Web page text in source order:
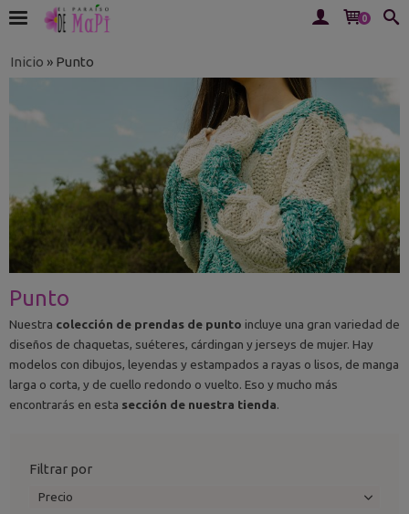
0
Inicio » Punto
Punto
Nuestra colección de prendas de punto incluye una gran variedad de
diseños de chaquetas, suéteres, cárdingan y jerseys de mujer. Hay
modelos con dibujos, leyendas y estampados a rayas o lisos, de manga
larga o corta, y de cuello redondo o vuelto. Eso y mucho más
encontrarás en esta sección de nuestra tienda.
Filtrar por
Precio